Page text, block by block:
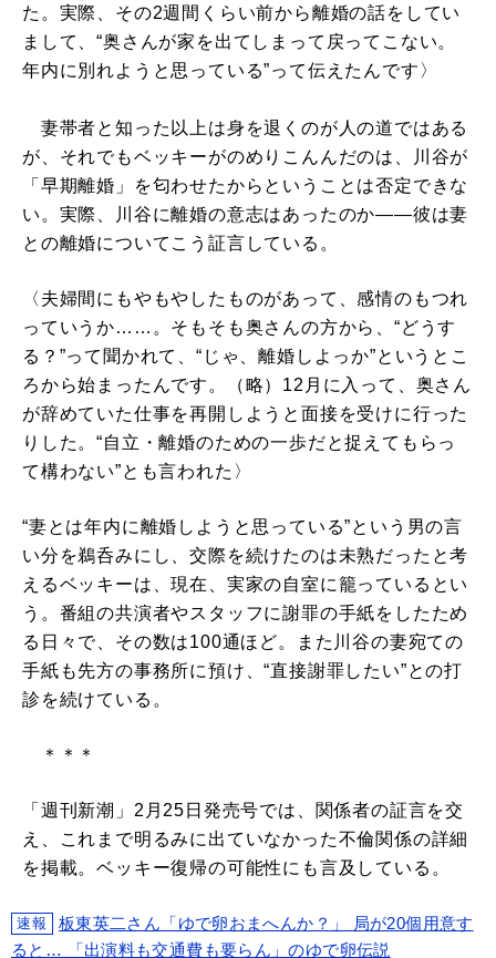
た。実際、その2週間くらい前から離婚の話をしてい
まして、“奥さんが家を出てしまって戻ってこない。
年内に別れようと思っている”って伝えたんです〉
妻帯者と知った以上は身を退くのが人の道ではある
が、それでもベッキーがのめりこんんだのは、川谷が
「早期離婚」を匂わせたからということは否定できな
い。実際、川谷に離婚の意志はあったのか――彼は妻
との離婚についてこう証言している。
〈夫婦間にもやもやしたものがあって、感情のもつれ
っていうか……。そもそも奥さんの方から、“どうす
る？”って聞かれて、“じゃ、離婚しよっか”というとこ
ろから始まったんです。（略）12月に入って、奥さん
が辞めていた仕事を再開しようと面接を受けに行った
りした。“自立・離婚のための一歩だと捉えてもらっ
て構わない”とも言われた〉
“妻とは年内に離婚しようと思っている”という男の言
い分を鵜呑みにし、交際を続けたのは未熟だったと考
えるベッキーは、現在、実家の自室に籠っているとい
う。番組の共演者やスタッフに謝罪の手紙をしたため
る日々で、その数は100通ほど。また川谷の妻宛ての
手紙も先方の事務所に預け、“直接謝罪したい”との打
診を続けている。
＊＊＊
「週刊新潮」2月25日発売号では、関係者の証言を交
え、これまで明るみに出ていなかった不倫関係の詳細
を掲載。ベッキー復帰の可能性にも言及している。
速報
板東英二さん「ゆで卵おまへんか？」 局が20個用意す
ると… 「出演料も交通費も要らん」のゆで卵伝説